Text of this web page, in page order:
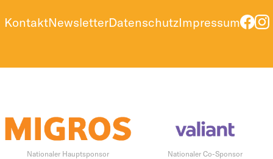
KontaktNewsletterDatenschutzImpressum
Nationaler Hauptsponsor Nationaler Co-Sponsor